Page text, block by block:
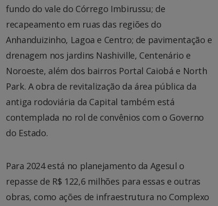
fundo do vale do Córrego Imbirussu; de
recapeamento em ruas das regiões do
Anhanduizinho, Lagoa e Centro; de pavimentação e
drenagem nos jardins Nashiville, Centenário e
Noroeste, além dos bairros Portal Caiobá e North
Park. A obra de revitalização da área pública da
antiga rodoviária da Capital também está
contemplada no rol de convênios com o Governo
do Estado.
Para 2024 está no planejamento da Agesul o
repasse de R$ 122,6 milhões para essas e outras
obras, como ações de infraestrutura no Complexo